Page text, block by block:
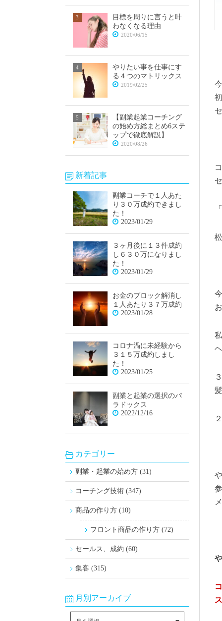
目標を周りに言うと叶
わなくなる理由
2020/06/15
やりたい事を仕事にす
る４つのマトリックス
2019/02/25
【副業起業コーチング
の始め方総まとめ6ステ
ップで徹底解説】
2020/08/26
新着記事
副業コーチで１人あた
り３０万成約できまし
た！
2023/01/29
３ヶ月後に１３件成約
し６３０万になりまし
た！
2023/01/29
お金のブロック解消し
１人あたり３７万成約
2023/01/28
コロナ渦に未経験から
３１５万成約しまし
た！
2023/01/25
副業と起業の選択のパ
ラドックス
2022/12/16
カテゴリー
副業・起業の始め方 (31)
コーチング技術 (347)
商品の作り方 (10)
フロント商品の作り方 (72)
セールス、成約 (60)
集客 (315)
月別アーカイブ